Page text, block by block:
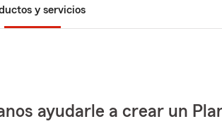
y servicios
ayudarle a crear un